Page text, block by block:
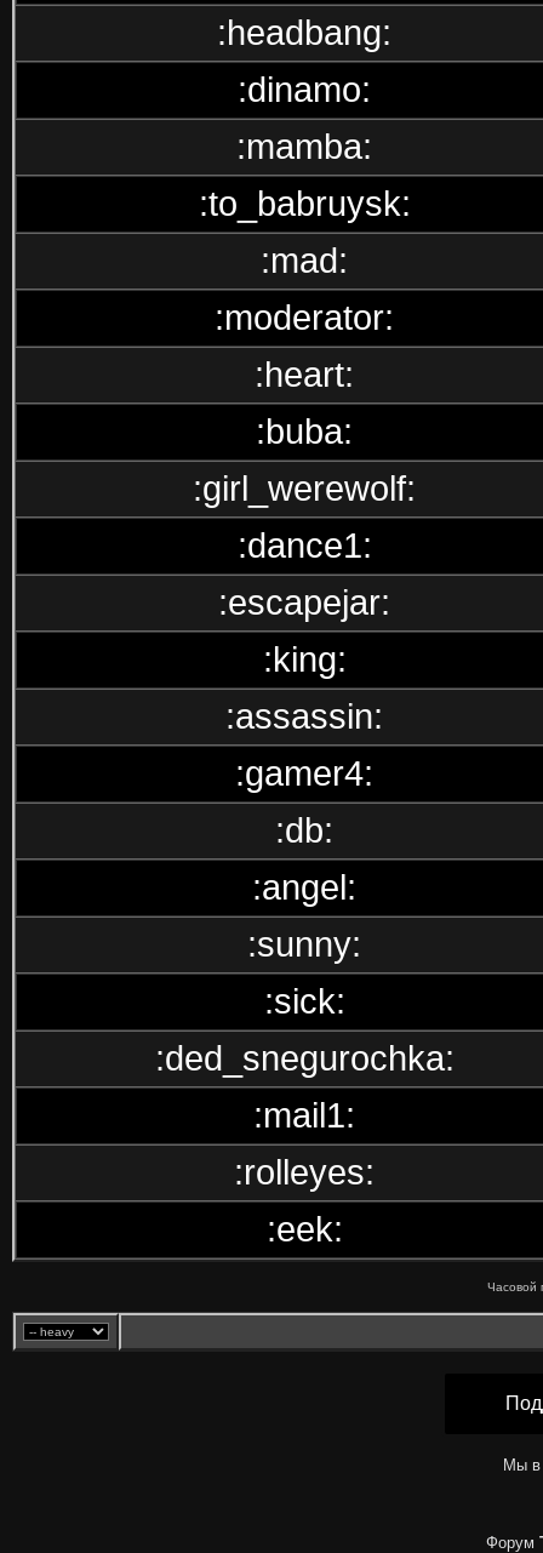
:headbang:
:dinamo:
:mamba:
:to_babruysk:
:mad:
:moderator:
:heart:
:buba:
:girl_werewolf:
:dance1:
:escapejar:
:king:
:assassin:
:gamer4:
:db:
:angel:
:sunny:
:sick:
:ded_snegurochka:
:mail1:
:rolleyes:
:eek:
Часовой
Мы в
Форум